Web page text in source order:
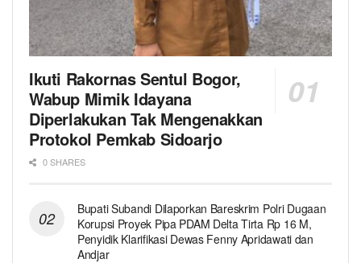
Ikuti Rakornas Sentul Bogor,
Wabup Mimik Idayana
Diperlakukan Tak Mengenakkan
Protokol Pemkab Sidoarjo
0 SHARES
Bupati Subandi Dilaporkan Bareskrim Polri Dugaan
Korupsi Proyek Pipa PDAM Delta Tirta Rp 16 M,
Penyidik Klarifikasi Dewas Fenny Apridawati dan
Andjar